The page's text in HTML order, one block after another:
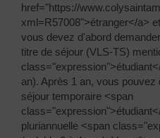
href="https://
xml=R57008">étranger</a>
vous devez d'abord
titre de séjour (VLS-TS)
an). Après 1 an, vous
séjour temporaire <span
pluriannuelle <span